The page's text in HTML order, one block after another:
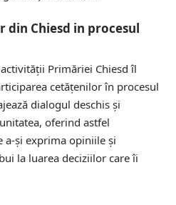
Chiesd in procesul
Primăriei Chiesd îl
cetățenilor în procesul
dialogul deschis și
oferind astfel
și exprima opiniile și
la luarea deciziilor care îi